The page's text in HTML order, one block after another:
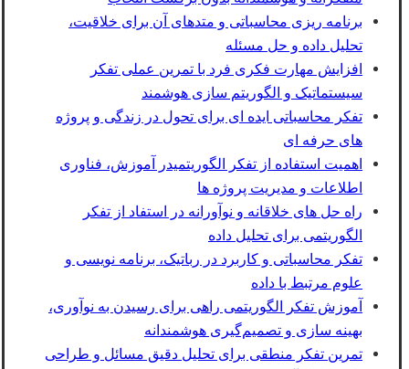
برنامه ریزی محاسباتی و متدهای آن برای خلاقیت،
تحلیل داده و حل مسئله
افزایش مهارت فکری فرد با تمرین عملی تفکر
سیستماتیک و الگوریتم ‌سازی هوشمند
تفکر محاسباتی ایده ای برای تحول در زندگی و پروژه
های حرفه ‌ای
اهمیت استفاده از تفکر الگوریتمیدر آموزش، فناوری
اطلاعات و مدیریت پروژه ‌ها
راه‌ حل‌ های خلاقانه و نوآورانه در استفاد از تفکر
الگوریتمی برای تحلیل داده
تفکر محاسباتی و کاربرد در رباتیک، برنامه ‌نویسی و
علوم مرتبط با داده
آموزش تفکر الگوریتمی راهی برای رسیدن به نوآوری،
بهینه ‌سازی و تصمیم‌گیری هوشمندانه
تمرین تفکر منطقی برای تحلیل دقیق مسائل و طراحی